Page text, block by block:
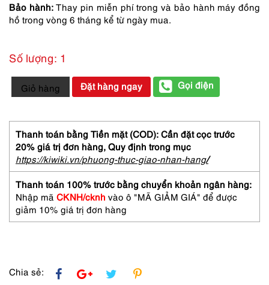
Bảo hành:Thay pin miễn phí trong và bảo hành máy đồng
hồ trong vòng 6 tháng kể từ ngày mua.
Số lượng: 1
2025-
Đồng
nữ-
HM
women's
watch-
Gần
như
mới
số
lượng
Giỏ hàng Đặt hàng ngay Gọi điện
Thanh toán bằng Tiền mặt (COD): Cần đặt cọc trước
20% giá trị đơn hàng, Quy định trong mục
https://kiwiki.vn/phuong-thuc-giao-nhan-hang/
Thanh toán 100% trước bằng chuyển khoản ngân hàng:
Nhập mã CKNH/cknh vào ô "MÃ GIẢM GIÁ" để được
giảm 10% giá trị đơn hàng
Chia sẻ: